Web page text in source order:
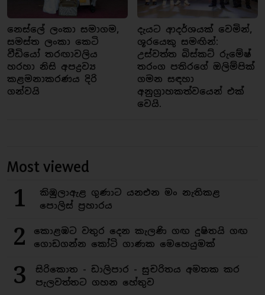
නෙස්ලේ ලංකා සමාගම,
සමස්ත ලංකා කෙටි
වීඩියෝ තරඟාවලිය
හරහා නිසි අපද්‍රව්‍ය
කළමනාකරණය දිරි
ගන්වයි
දැයට ආදර්ශයක් වෙමින්,
ශූරයෙකු සමඟින්:
උස්වත්ත බිස්කට් රුමේෂ්
තරංග පතිරගේ ඔලිම්පික්
ගමන සඳහා
අනුග්‍රාහකත්වයෙන් එක්
වෙයි.
Most viewed
1
කිඹුලාඇළ ගුණාට යනඑන මං නැතිකළ
පොලිස් ප්‍රහාරය
2
කොළඹට වතුර දෙන කැලණි ගඟ දුෂිතයි ගඟ
ගොඩගන්න කෝටි ගාණක මෙහෙයුමක්
3
සිරිකොත - ඩාලිපාර - සුචරිතය අමතක කර
පැලවත්තට ගහන හේතුව